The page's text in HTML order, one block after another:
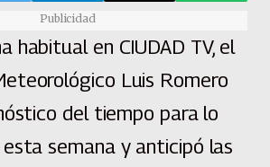
Publicidad
habitual en CIUDAD TV, el
Luis Romero
del tiempo para lo
semana y anticipó las